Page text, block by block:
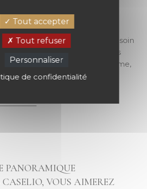
son intérieur (et celle-là pas besoin
fleurs sont plus que jamais
en couleurs, en monochrome,
ou même en tête de lit.
PANORAMIQUE
VOUS AIMEREZ
Tout accepter
Tout refuser
Personnaliser
de confidentialité